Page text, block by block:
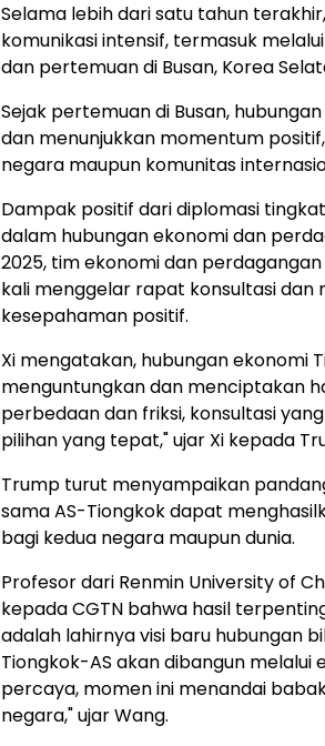
Selama lebih dari satu tahun
komunikasi intensif, termasuk
dan pertemuan di Busan, Korea
Sejak pertemuan di Busan,
dan menunjukkan momentum
negara maupun komunitas
Dampak positif dari diplomasi
dalam hubungan ekonomi dan
2025, tim ekonomi dan
kali menggelar rapat konsultasi dan
kesepahaman positif.
Xi mengatakan, hubungan ekonomi
menguntungkan dan menciptakan
perbedaan dan friksi, konsultasi
pilihan yang tepat," ujar Xi kepada
Trump turut menyampaikan
sama AS-Tiongkok dapat
bagi kedua negara maupun dunia.
Profesor dari Renmin University of
kepada CGTN bahwa hasil
adalah lahirnya visi baru hubungan
Tiongkok-AS akan dibangun melalui
percaya, momen ini menandai
negara," ujar Wang.